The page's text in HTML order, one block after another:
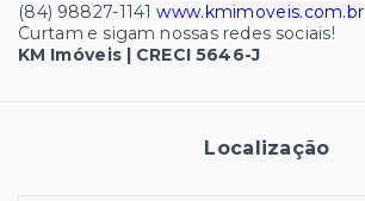
(84) 98827-1141www.kmimoveis.com.br
Curtam e sigam nossas redes sociais!
KM Imóveis | CRECI 5646-J
Localização